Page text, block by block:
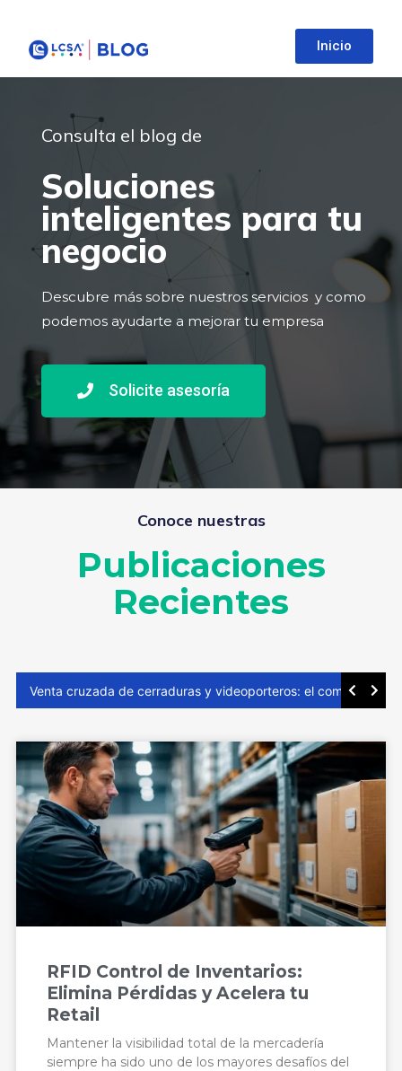
Inicio
Consulta el blog de
Soluciones
inteligentes para tu
negocio
Descubre más sobre nuestros servicios y como
podemos ayudarte a mejorar tu empresa
Solicite asesoría
Conoce nuestras
Publicaciones
Recientes
Venta cruzada de cerraduras y videoporteros: el comprador ya decidió invertir
RFID Control de Inventarios:
Elimina Pérdidas y Acelera tu
Retail
Mantener la visibilidad total de la mercadería
siempre ha sido uno de los mayores desafíos del